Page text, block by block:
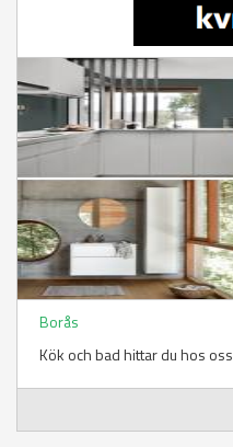
Borås
Kök och bad hittar du hos oss